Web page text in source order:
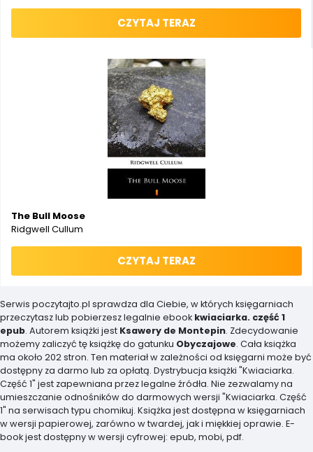
CZYTAJ TERAZ
The Bull Moose
Ridgwell Cullum
CZYTAJ TERAZ
Serwis poczytajto.pl sprawdza dla Ciebie, w których księgarniach
przeczytasz lub pobierzesz legalnie ebook kwiaciarka. część 1
epub. Autorem książki jest Ksawery de Montepin. Zdecydowanie
możemy zaliczyć tę książkę do gatunku Obyczajowe. Cała książka
ma około 202 stron. Ten materiał w zależności od księgarni może być
dostępny za darmo lub za opłatą. Dystrybucja książki "Kwiaciarka.
Część 1" jest zapewniana przez legalne źródła. Nie zezwalamy na
umieszczanie odnośników do darmowych wersji "Kwiaciarka. Część
1" na serwisach typu chomikuj. Książka jest dostępna w księgarniach
w wersji papierowej, zarówno w twardej, jak i miękkiej oprawie. E-
book jest dostępny w wersji cyfrowej: epub, mobi, pdf.